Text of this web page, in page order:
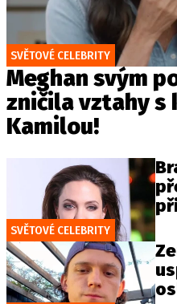
SVĚTOVÉ CELEBRITY
Meghan svým
zničila vztahy s
Kamilou!
SVĚTOVÉ CELEBRITY